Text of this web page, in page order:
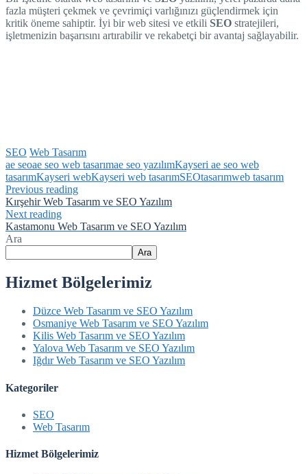
fazla müşteri çekmek ve çevrimiçi varlığınızı güçlendirmek için
kritik öneme sahiptir. İyi bir web sitesi ve etkili SEO stratejileri,
işletmenizin başarısını artırabilir ve rekabetçi bir avantaj sağlayabilir.
SEO Web Tasarım
ae seoae seo web tasarımae seo yazılımKayseri ae seo web
tasarımKayseri webKayseri web tasarımSEOtasarımweb tasarım
Previous reading
Kırşehir Web Tasarım ve SEO Yazılım
Next reading
Kastamonu Web Tasarım ve SEO Yazılım
Ara
Ara
Hizmet Bölgelerimiz
Düzce Web Tasarım ve SEO Yazılım
Osmaniye Web Tasarım ve SEO Yazılım
Kilis Web Tasarım ve SEO Yazılım
Yalova Web Tasarım ve SEO Yazılım
Iğdır Web Tasarım ve SEO Yazılım
Kategoriler
SEO
Web Tasarım
Hizmet Bölgelerimiz